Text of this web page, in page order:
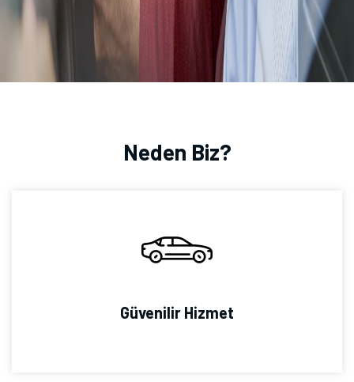
Neden Biz?
Güvenilir Hizmet